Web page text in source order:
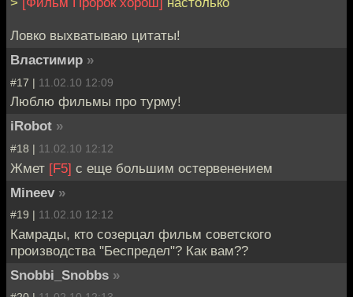
Ловко выхватываю цитаты!
Властимир »
#17 | 11.02.10 12:09
Люблю фильмы про турму!
iRobot »
#18 | 11.02.10 12:12
Жмет [F5] с еще большим остервенением
Mineev »
#19 | 11.02.10 12:12
Камрады, кто созерцал фильм советского
производства "Беспредел"? Как вам??
Snobbi_Snobbs »